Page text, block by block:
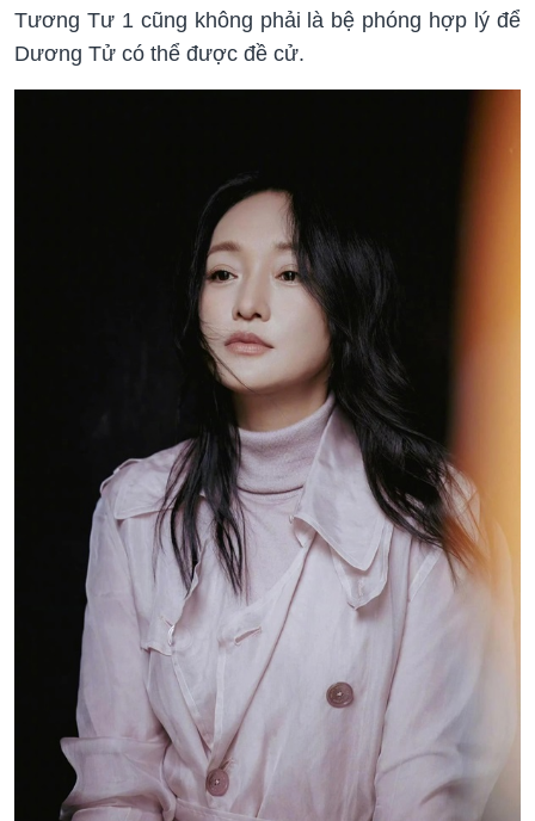
Tương Tư 1 cũng không phải là bệ phóng hợp lý để
Dương Tử có thể được đề cử.